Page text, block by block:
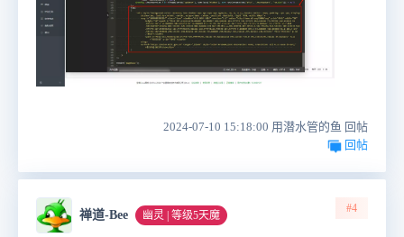
2024-07-10 15:18:00 用潜水管的鱼 回帖
回帖
禅道-Bee 幽灵 | 等级5天魔
#4